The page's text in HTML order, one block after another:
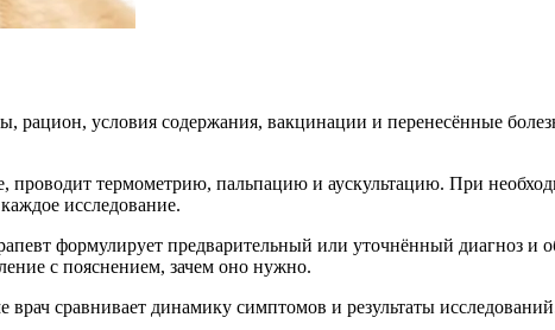
рацион, условия содержания, вакцинации и перенесённые
проводит термометрию, пальпацию и аускультацию. При
исследование.
формулирует предварительный или уточнённый диагноз и
с пояснением, зачем оно нужно.
сравнивает динамику симптомов и результаты